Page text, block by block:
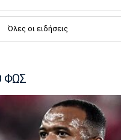
Με Βουλγαρία για τις
στο «ΦΩΣ»: «Η
νησιού ξεχωρίζει»
Όλες οι ειδήσεις
ΦΩΣ